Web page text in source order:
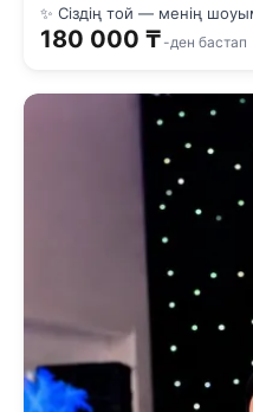
✨ Сіздің той — менің
180 000 ₸ -ден бастап